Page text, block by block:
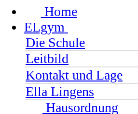
Home
ELgym
Die Schule
Leitbild
Kontakt und Lage
Ella Lingens
Hausordnung